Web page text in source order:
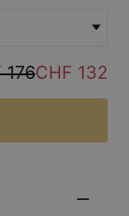
176CHF 132